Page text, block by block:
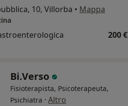
10, Villorba • Mappa
200 €
Bi.Verso
Fisioterapista, Psicoterapeuta,
Psichiatra · Altro